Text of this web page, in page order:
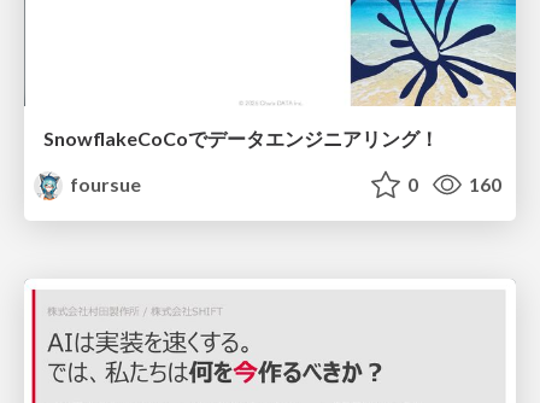
SnowflakeCoCoでデータエンジニアリング！
foursue
0 160